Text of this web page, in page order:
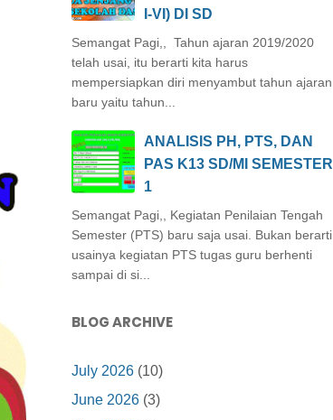
I-VI) DI SD
Semangat Pagi,, Tahun ajaran 2019/2020
telah usai, itu berarti kita harus
mempersiapkan diri menyambut tahun ajaran
baru yaitu tahun...
ANALISIS PH, PTS, DAN
PAS K13 SD/MI SEMESTER
1
Semangat Pagi,, Kegiatan Penilaian Tengah
Semester (PTS) baru saja usai. Bukan berarti
usainya kegiatan PTS tugas guru berhenti
sampai di si...
BLOG ARCHIVE
July 2026 (10)
June 2026 (3)